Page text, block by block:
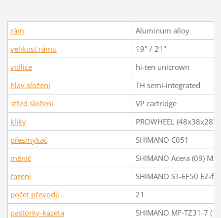
rám
Aluminum alloy
velikost rámu
19" / 21"
vidlice
hi-ten unicrown
hlav.složení
TH semi-integrated
střed.složení
VP cartridge
kliky
PROWHEEL (48x38x28T)
přesmykač
SHIMANO C051
měnič
SHIMANO Acera (09)
řazení
SHIMANO ST-EF50 EZ-
počet převodů
21
pastorky-kazeta
SHIMANO MF-TZ31-7